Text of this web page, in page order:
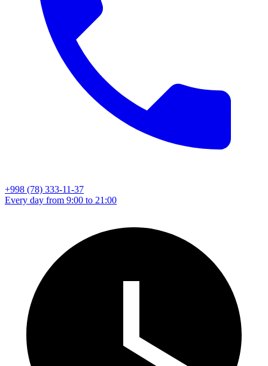
+998 (78) 333-11-37
Every day from 9:00 to 21:00